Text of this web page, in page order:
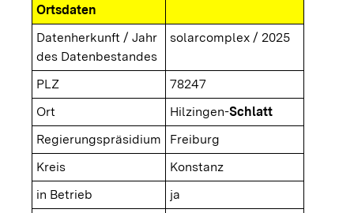
Ortsdaten
Datenherkunft / Jahr
des Datenbestandes
solarcomplex / 2025
PLZ
78247
Ort
Hilzingen-Schlatt
Regierungspräsidium
Freiburg
Kreis
Konstanz
in Betrieb
ja